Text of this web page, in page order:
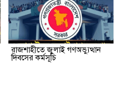
রাজশাহীতে জুলাই গণঅভ্যুত্থান
দিবসের কর্মসূচি